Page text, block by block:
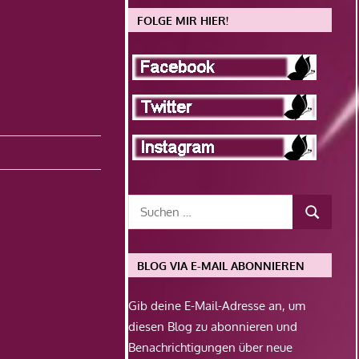
FOLGE MIR HIER!
BLOG VIA E-MAIL ABONNIEREN
Gib deine E-Mail-Adresse an, um
diesen Blog zu abonnieren und
Benachrichtigungen über neue